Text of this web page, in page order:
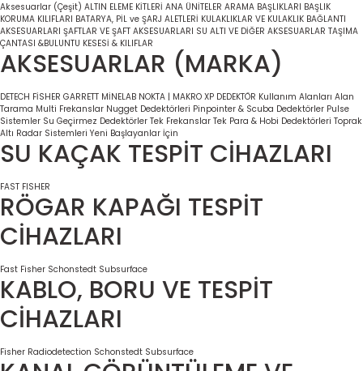
Aksesuarlar (Çeşit) ALTIN ELEME KİTLERİ ANA ÜNİTELER ARAMA BAŞLIKLARI BAŞLIK
KORUMA KILIFLARI BATARYA, PİL ve ŞARJ ALETLERİ KULAKLIKLAR VE KULAKLIK BAĞLANTI
AKSESUARLARI ŞAFTLAR VE ŞAFT AKSESUARLARI SU ALTI VE DİĞER AKSESUARLAR TAŞIMA
ÇANTASI &BULUNTU KESESİ & KILIFLAR
AKSESUARLAR (MARKA)
DETECH FİSHER GARRETT MİNELAB NOKTA | MAKRO XP DEDEKTÖR Kullanım Alanları Alan
Tarama Multi Frekanslar Nugget Dedektörleri Pinpointer & Scuba Dedektörler Pulse
Sistemler Su Geçirmez Dedektörler Tek Frekanslar Tek Para & Hobi Dedektörleri Toprak
Altı Radar Sistemleri Yeni Başlayanlar İçin
SU KAÇAK TESPİT CİHAZLARI
FAST FISHER
RÖGAR KAPAĞI TESPİT
CİHAZLARI
Fast Fisher Schonstedt Subsurface
KABLO, BORU VE TESPİT
CİHAZLARI
Fisher Radiodetection Schonstedt Subsurface